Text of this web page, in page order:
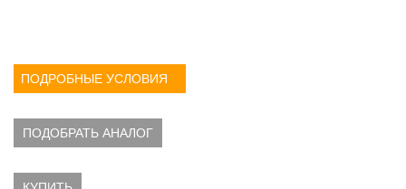
ПОДРОБНЫЕ УСЛОВИЯ
ПОДОБРАТЬ АНАЛОГ